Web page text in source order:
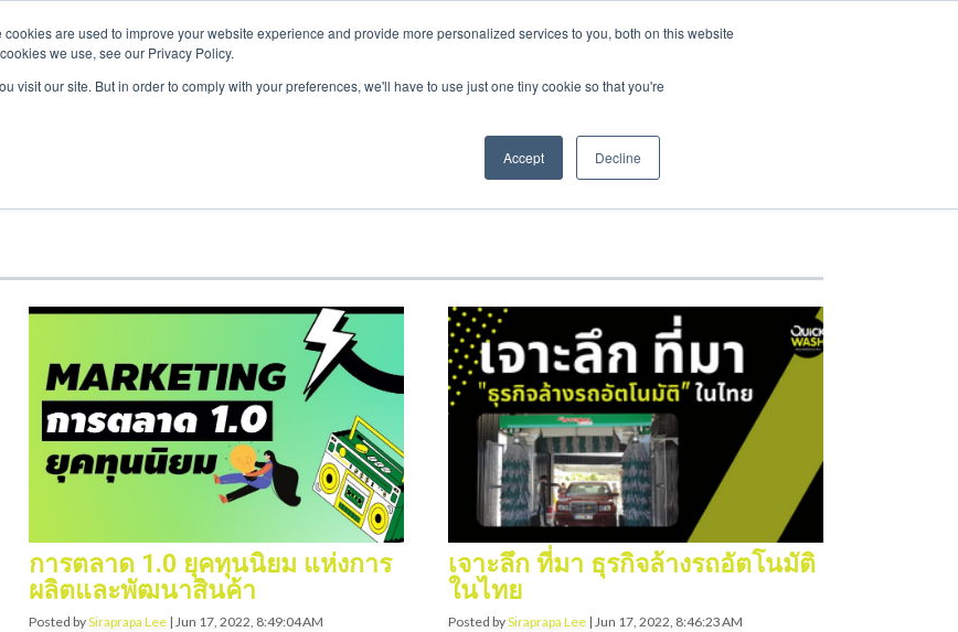
are used to improve your website experience and provide more personalized services to you, both on this website
we use, see our Privacy Policy.
visit our site. But in order to comply with your preferences, we'll have to use just one tiny cookie so that you're
Accept Decline
HOME ABOUT US CONTRACT US BLOG CONTENT
การตลาด 1.0 ยุคทุนนิยม แห่งการ
ผลิตและพัฒนาสินค้า
Posted bySiraprapa Lee | Jun 17, 2022, 8:49:04 AM
เจาะลึก ที่มา ธุรกิจล้างรถอัตโนมัติ
ในไทย
Posted bySiraprapa Lee | Jun 17, 2022, 8:46:23 AM